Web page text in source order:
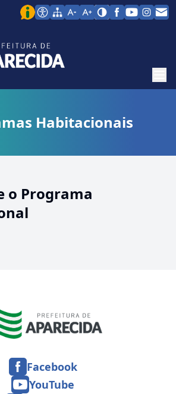
Habitacionais
o Programa
Facebook
YouTube